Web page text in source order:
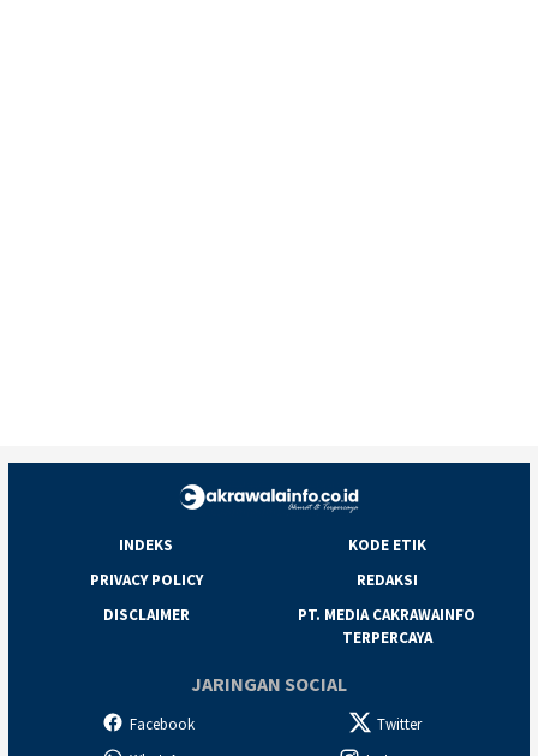
INDEKS
KODE ETIK
PRIVACY POLICY
REDAKSI
DISCLAIMER
PT. MEDIA CAKRAWAINFO
TERPERCAYA
JARINGAN SOCIAL
Facebook
Twitter